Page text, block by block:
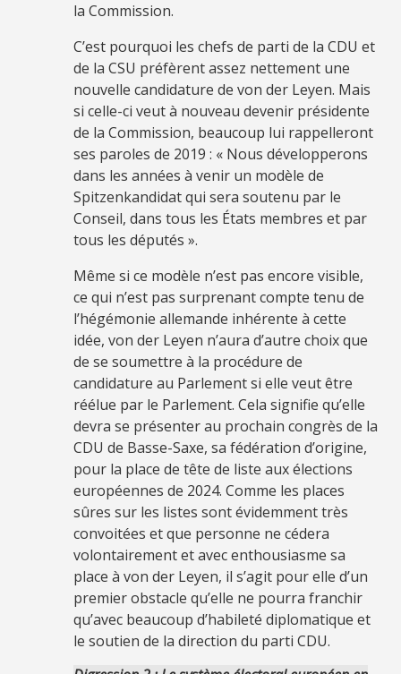
la Commission.
C’est pourquoi les chefs de parti de la CDU et
de la CSU préfèrent assez nettement une
nouvelle candidature de von der Leyen. Mais
si celle-ci veut à nouveau devenir présidente
de la Commission, beaucoup lui rappelleront
ses paroles de 2019 : « Nous développerons
dans les années à venir un modèle de
Spitzenkandidat qui sera soutenu par le
Conseil, dans tous les États membres et par
tous les députés ».
Même si ce modèle n’est pas encore visible,
ce qui n’est pas surprenant compte tenu de
l’hégémonie allemande inhérente à cette
idée, von der Leyen n’aura d’autre choix que
de se soumettre à la procédure de
candidature au Parlement si elle veut être
réélue par le Parlement. Cela signifie qu’elle
devra se présenter au prochain congrès de la
CDU de Basse-Saxe, sa fédération d’origine,
pour la place de tête de liste aux élections
européennes de 2024. Comme les places
sûres sur les listes sont évidemment très
convoitées et que personne ne cédera
volontairement et avec enthousiasme sa
place à von der Leyen, il s’agit pour elle d’un
premier obstacle qu’elle ne pourra franchir
qu’avec beaucoup d’habileté diplomatique et
le soutien de la direction du parti CDU.